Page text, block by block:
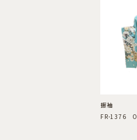
振袖
FR-1376